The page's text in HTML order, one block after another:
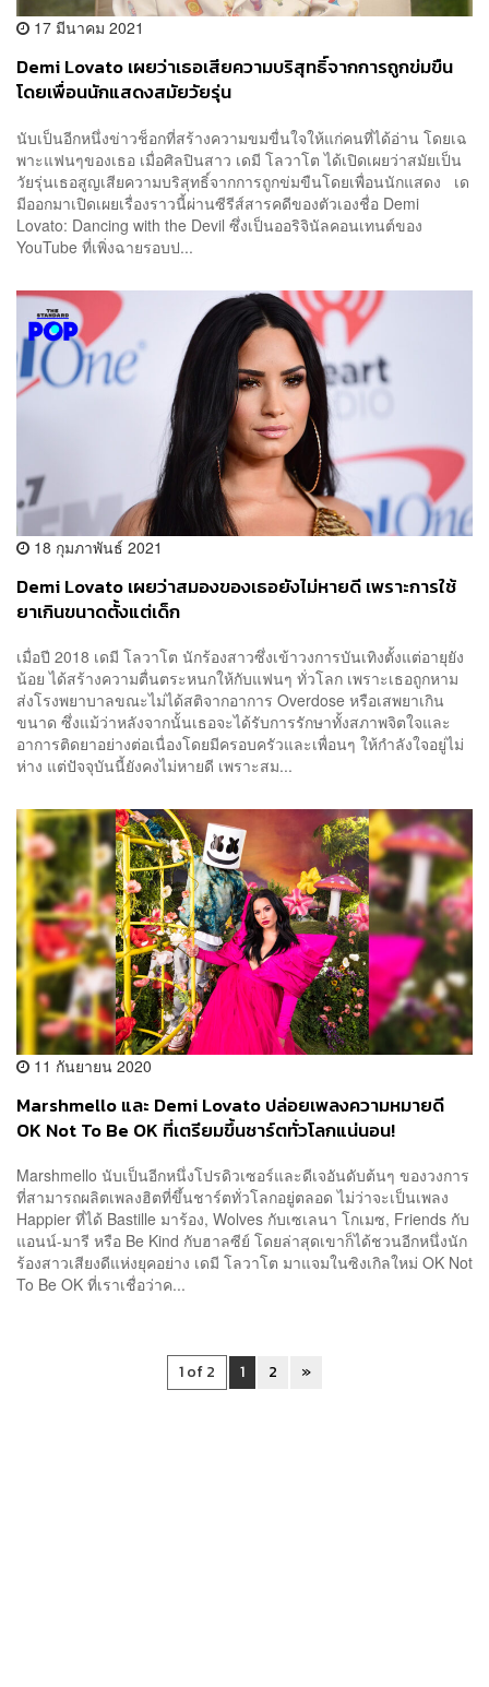
17 มีนาคม 2021
Demi Lovato เผยว่าเธอเสียความบริสุทธิ์จากการถูกข่มขืน
โดยเพื่อนนักแสดงสมัยวัยรุ่น
นับเป็นอีกหนึ่งข่าวช็อกที่สร้างความขมขื่นใจให้แก่คนที่ได้อ่าน โดยเฉ
พาะแฟนๆของเธอ เมื่อศิลปินสาว เดมี โลวาโต ได้เปิดเผยว่าสมัยเป็น
วัยรุ่นเธอสูญเสียความบริสุทธิ์จากการถูกข่มขืนโดยเพื่อนนักแสดง เด
มีออกมาเปิดเผยเรื่องราวนี้ผ่านซีรีส์สารคดีของตัวเองชื่อ Demi
Lovato: Dancing with the Devil ซึ่งเป็นออริจินัลคอนเทนต์ของ
YouTube ที่เพิ่งฉายรอบป...
18 กุมภาพันธ์ 2021
Demi Lovato เผยว่าสมองของเธอยังไม่หายดี เพราะการใช้
ยาเกินขนาดตั้งแต่เด็ก
เมื่อปี 2018 เดมี โลวาโต นักร้องสาวซึ่งเข้าวงการบันเทิงตั้งแต่อายุยัง
น้อย ได้สร้างความตื่นตระหนกให้กับแฟนๆ ทั่วโลก เพราะเธอถูกหาม
ส่งโรงพยาบาลขณะไม่ได้สติจากอาการ Overdose หรือเสพยาเกิน
ขนาด ซึ่งแม้ว่าหลังจากนั้นเธอจะได้รับการรักษาทั้งสภาพจิตใจและ
อาการติดยาอย่างต่อเนื่องโดยมีครอบครัวและเพื่อนๆ ให้กำลังใจอยู่ไม่
ห่าง แต่ปัจจุบันนี้ยังคงไม่หายดี เพราะสม...
11 กันยายน 2020
Marshmello และ Demi Lovato ปล่อยเพลงความหมายดี
OK Not To Be OK ที่เตรียมขึ้นชาร์ตทั่วโลกแน่นอน!
Marshmello นับเป็นอีกหนึ่งโปรดิวเซอร์และดีเจอันดับต้นๆ ของวงการ
ที่สามารถผลิตเพลงฮิตที่ขึ้นชาร์ตทั่วโลกอยู่ตลอด ไม่ว่าจะเป็นเพลง
Happier ที่ได้ Bastille มาร้อง, Wolves กับเซเลนา โกเมซ, Friends กับ
แอนน์-มารี หรือ Be Kind กับฮาลซีย์ โดยล่าสุดเขาก็ได้ชวนอีกหนึ่งนัก
ร้องสาวเสียงดีแห่งยุคอย่าง เดมี โลวาโต มาแจมในซิงเกิลใหม่ OK Not
To Be OK ที่เราเชื่อว่าค...
1 of 2 1 2 »